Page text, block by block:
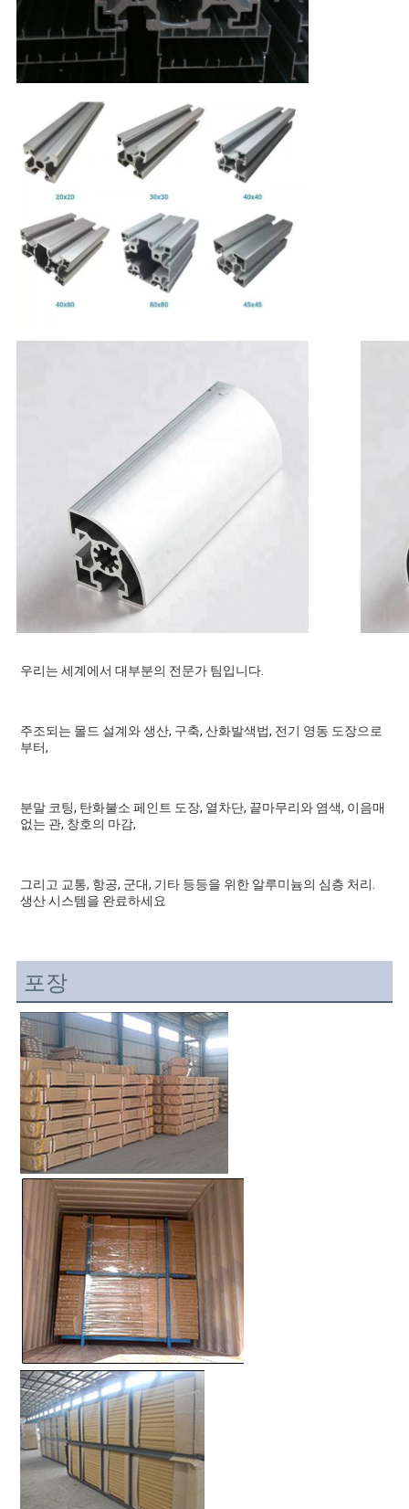
우리는 세계에서 대부분의 전문가 팀입니다.
주조되는 몰드 설계와 생산, 구축, 산화발색법, 전기 영동 도장으로
부터,
분말 코팅, 탄화불소 페인트 도장, 열차단, 끝마무리와 염색, 이음매
없는 관, 창호의 마감,
그리고 교통, 항공, 군대, 기타 등등을 위한 알루미늄의 심층 처리.
생산 시스템을 완료하세요
포장